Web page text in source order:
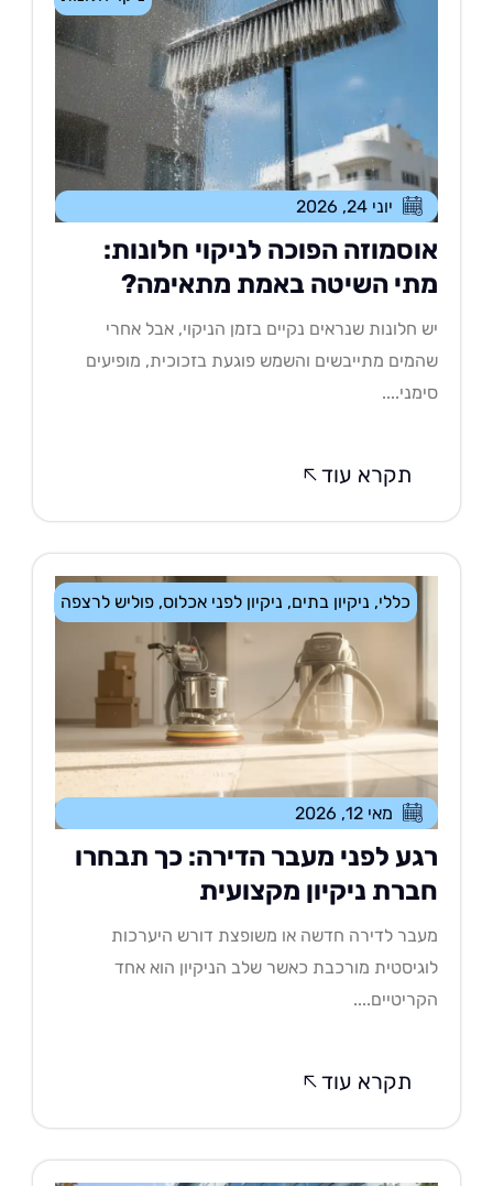
יוני 24, 2026
הפוכה לניקוי חלונות:
השיטה באמת מתאימה?
חלונות שנראים נקיים בזמן הניקוי, אבל אחרי
מתייבשים והשמש פוגעת בזכוכית, מופיעים
תקרא עוד
ניקיון בתים,ניקיון לפני אכלוס,פוליש לרצפה
מאי 12, 2026
לפני מעבר הדירה: כך תבחרו
ניקיון מקצועית
לדירה חדשה או משופצת דורש היערכות
מורכבת כאשר שלב הניקיון הוא אחד
תקרא עוד